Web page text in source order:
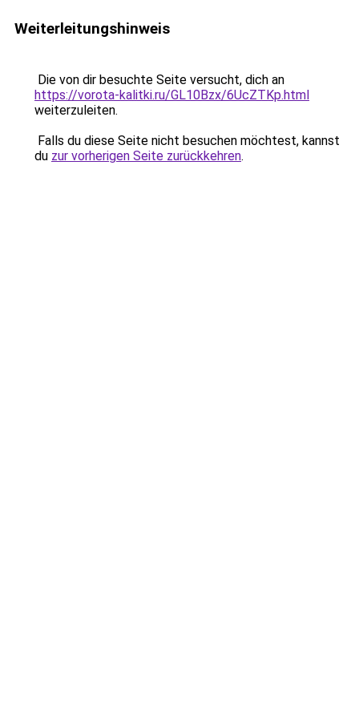
Weiterleitungshinweis
Die von dir besuchte Seite versucht, dich an
https://vorota-kalitki.ru/GL10Bzx/6UcZTKp.html
weiterzuleiten.
Falls du diese Seite nicht besuchen möchtest, kannst
du zur vorherigen Seite zurückkehren.